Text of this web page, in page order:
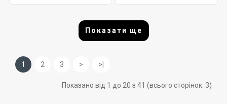
Показати ще
1 2 3 > >|
Показано від 1 до 20 з 41 (всього сторінок: 3)